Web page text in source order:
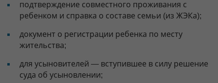
подтверждение совместного проживания с
ребенком и справка о составе семьи (из ЖЭКа);
документ о регистрации ребенка по месту
жительства;
для усыновителей — вступившее в силу решение
суда об усыновлении;